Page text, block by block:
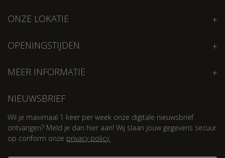
ONZE LOKATIE
OPENINGSTIJDEN
MEER INFORMATIE
NIEUWSBRIEF
Wil je maximaal 1 keer per week onze digitale nieuwsbrief
ontvangen? Meld je dan hier aan! Wij slaan jouw gegevens secuur
op conform onze privacy policy.